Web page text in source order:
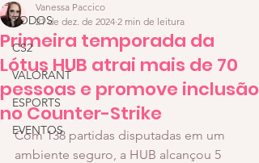
TODOS
CS2
VALORANT
ESPORTS
EVENTOS
Primeira temporada da
Lótus HUB atrai mais de 70
pessoas e promove inclusão
no Counter-Strike
Vanessa Paccico
21 de dez. de 2024 2 min de leitura
Com 138 partidas disputadas em um
ambiente seguro, a HUB alcançou 5